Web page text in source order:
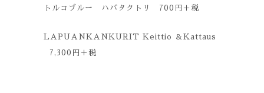
トルコブルー ハバタクトリ 700円＋税
LAPUANKANKURIT Keittio ＆Kattaus
7,300円＋税